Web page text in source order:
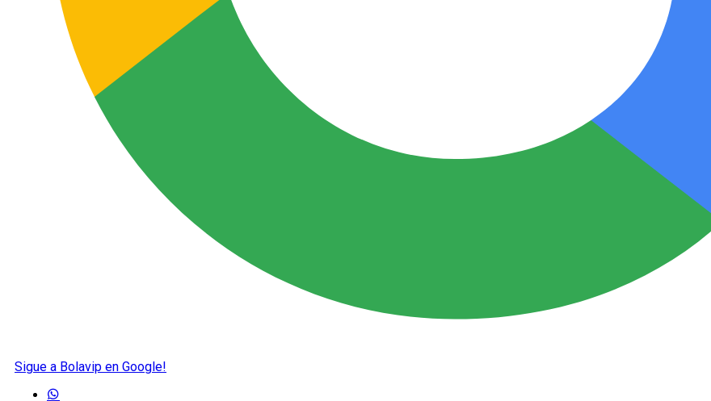
Sigue a Bolavip en Google!